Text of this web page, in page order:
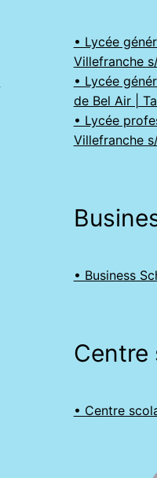
• Lycée
Villefranche
• Lycée
de Bel Air |
• Lycée
Villefranche
• Business
Centre
• Centre